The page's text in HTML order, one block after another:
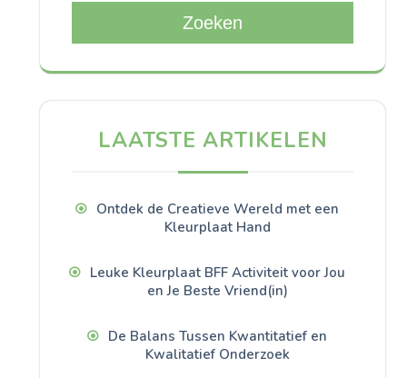
Zoeken
LAATSTE ARTIKELEN
Ontdek de Creatieve Wereld met een
Kleurplaat Hand
Leuke Kleurplaat BFF Activiteit voor Jou
en Je Beste Vriend(in)
De Balans Tussen Kwantitatief en
Kwalitatief Onderzoek